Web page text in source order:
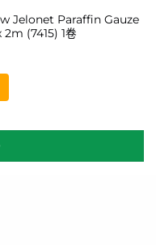
Jelonet Paraffin Gauze
(7415) 1卷